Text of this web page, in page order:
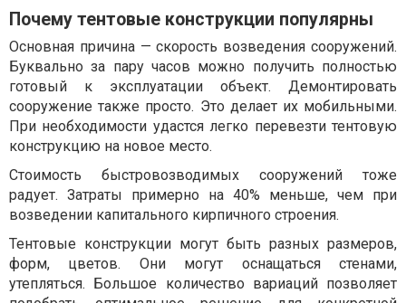
Почему тентовые конструкции популярны
Основная причина — скорость возведения сооружений.
Буквально за пару часов можно получить полностью
готовый к эксплуатации объект. Демонтировать
сооружение также просто. Это делает их мобильными.
При необходимости удастся легко перевезти тентовую
конструкцию на новое место.
Стоимость быстровозводимых сооружений тоже
радует. Затраты примерно на 40% меньше, чем при
возведении капитального кирпичного строения.
Тентовые конструкции могут быть разных размеров,
форм, цветов. Они могут оснащаться стенами,
утепляться. Большое количество вариаций позволяет